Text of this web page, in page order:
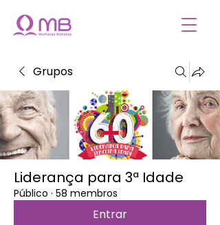
Grupos
Liderança para 3ª Idade
Público · 58 membros
Entrar